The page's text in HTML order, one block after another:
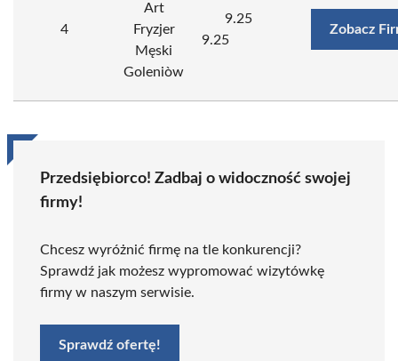
4
Art
Fryzjer
Męski
Goleniòw
9.25
9.25
Zobacz
Przedsiębiorco! Zadbaj o widoczność swojej
firmy!
Chcesz wyróżnić firmę na tle konkurencji?
Sprawdź jak możesz wypromować wizytówkę
firmy w naszym serwisie.
Sprawdź ofertę!